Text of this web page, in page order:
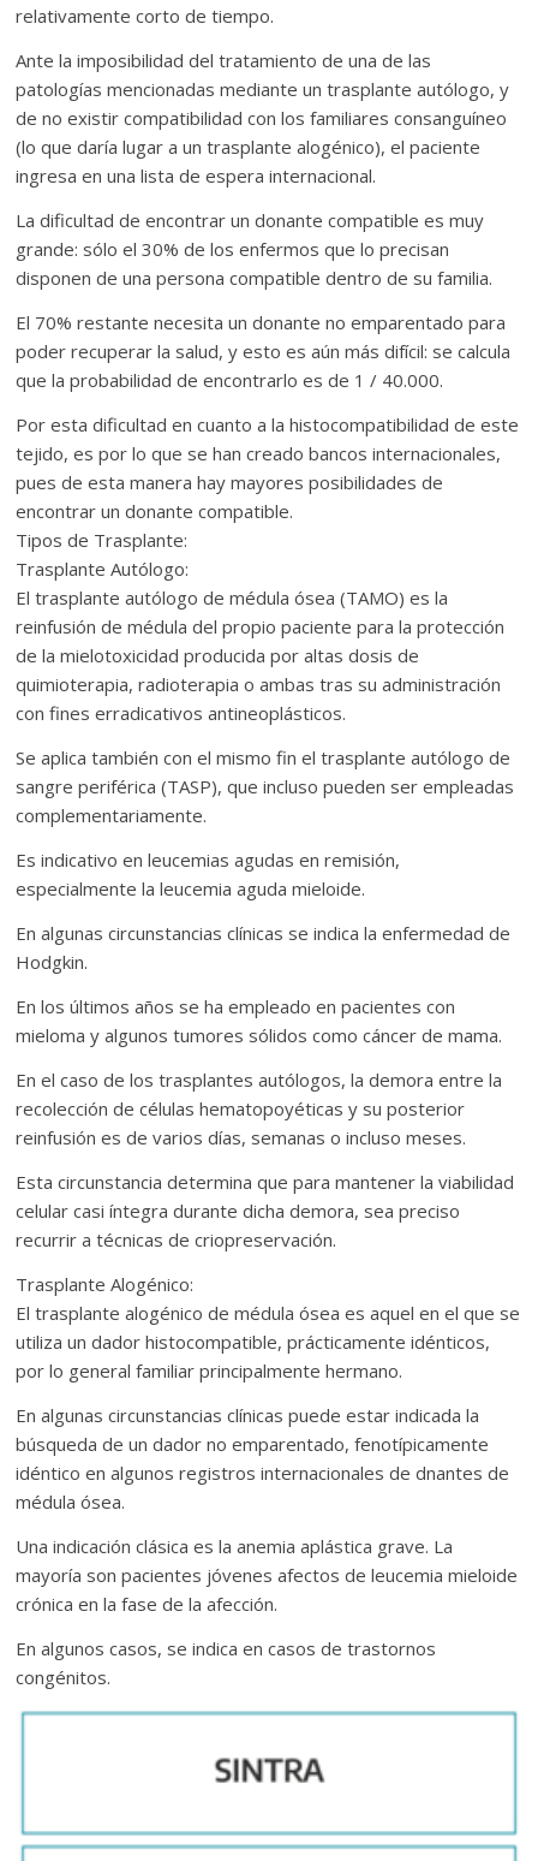
relativamente corto de tiempo.
Ante la imposibilidad del tratamiento de una de las
patologías mencionadas mediante un trasplante autólogo, y
de no existir compatibilidad con los familiares consanguíneo
(lo que daría lugar a un trasplante alogénico), el paciente
ingresa en una lista de espera internacional.
La dificultad de encontrar un donante compatible es muy
grande: sólo el 30% de los enfermos que lo precisan
disponen de una persona compatible dentro de su familia.
El 70% restante necesita un donante no emparentado para
poder recuperar la salud, y esto es aún más difícil: se calcula
que la probabilidad de encontrarlo es de 1 / 40.000.
Por esta dificultad en cuanto a la histocompatibilidad de este
tejido, es por lo que se han creado bancos internacionales,
pues de esta manera hay mayores posibilidades de
encontrar un donante compatible.
Tipos de Trasplante:
Trasplante Autólogo:
El trasplante autólogo de médula ósea (TAMO) es la
reinfusión de médula del propio paciente para la protección
de la mielotoxicidad producida por altas dosis de
quimioterapia, radioterapia o ambas tras su administración
con fines erradicativos antineoplásticos.
Se aplica también con el mismo fin el trasplante autólogo de
sangre periférica (TASP), que incluso pueden ser empleadas
complementariamente.
Es indicativo en leucemias agudas en remisión,
especialmente la leucemia aguda mieloide.
En algunas circunstancias clínicas se indica la enfermedad de
Hodgkin.
En los últimos años se ha empleado en pacientes con
mieloma y algunos tumores sólidos como cáncer de mama.
En el caso de los trasplantes autólogos, la demora entre la
recolección de células hematopoyéticas y su posterior
reinfusión es de varios días, semanas o incluso meses.
Esta circunstancia determina que para mantener la viabilidad
celular casi íntegra durante dicha demora, sea preciso
recurrir a técnicas de criopreservación.
Trasplante Alogénico:
El trasplante alogénico de médula ósea es aquel en el que se
utiliza un dador histocompatible, prácticamente idénticos,
por lo general familiar principalmente hermano.
En algunas circunstancias clínicas puede estar indicada la
búsqueda de un dador no emparentado, fenotípicamente
idéntico en algunos registros internacionales de dnantes de
médula ósea.
Una indicación clásica es la anemia aplástica grave. La
mayoría son pacientes jóvenes afectos de leucemia mieloide
crónica en la fase de la afección.
En algunos casos, se indica en casos de trastornos
congénitos.